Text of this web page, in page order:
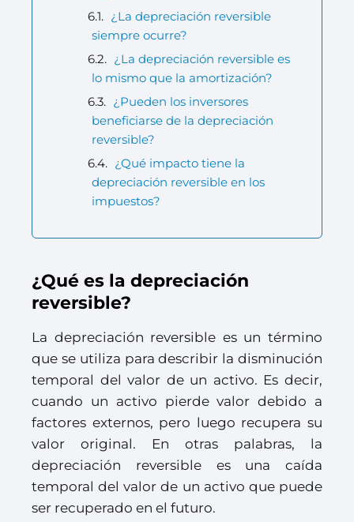
¿La depreciación reversible
siempre ocurre?
¿La depreciación reversible es
lo mismo que la amortización?
¿Pueden los inversores
beneficiarse de la depreciación
reversible?
¿Qué impacto tiene la
depreciación reversible en los
impuestos?
¿Qué es la depreciación
reversible?
La depreciación reversible es un término
que se utiliza para describir la disminución
temporal del valor de un activo. Es decir,
cuando un activo pierde valor debido a
factores externos, pero luego recupera su
valor original. En otras palabras, la
depreciación reversible es una caída
temporal del valor de un activo que puede
ser recuperado en el futuro.